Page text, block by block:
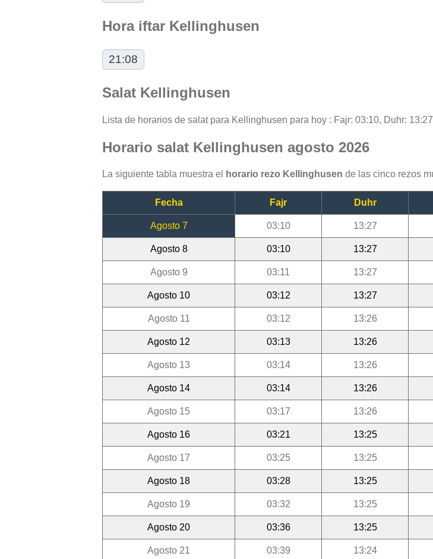
Hora iftar Kellinghusen
21:08
Salat Kellinghusen
Lista de horarios de salat para Kellinghusen para hoy : Fajr: 03:10, Duhr:
Horario salat Kellinghusen agosto 2026
La siguiente tabla muestra el horario rezo Kellinghusen de las cinco rezos
Fecha Fajr Duhr
Agosto 7 03:10 13:27
Agosto 8 03:10 13:27
Agosto 9 03:11 13:27
Agosto 10 03:12 13:27
Agosto 11 03:12 13:26
Agosto 12 03:13 13:26
Agosto 13 03:14 13:26
Agosto 14 03:14 13:26
Agosto 15 03:17 13:26
Agosto 16 03:21 13:25
Agosto 17 03:25 13:25
Agosto 18 03:28 13:25
Agosto 19 03:32 13:25
Agosto 20 03:36 13:25
Agosto 21 03:39 13:24